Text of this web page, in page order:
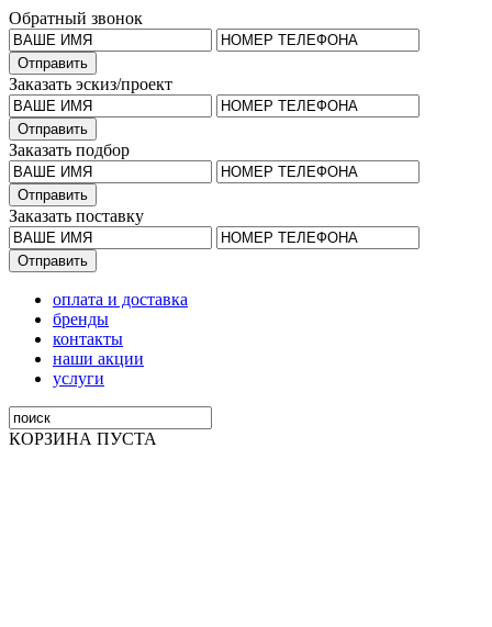
Обратный звонок
Заказать эскиз/проект
Заказать подбор
Заказать поставку
оплата и доставка
бренды
контакты
наши акции
услуги
КОРЗИНА ПУСТА